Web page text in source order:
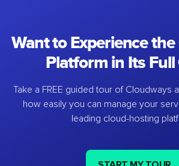
Want to Experience
Platform in Its Full
Take a FREE guided tour of Cloudways
how easily you can manage your
leading cloud-hosting